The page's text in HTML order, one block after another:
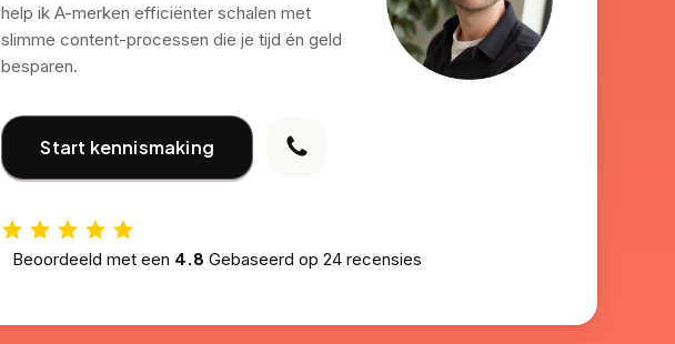
help ik A-merken efficiënter schalen met
slimme content-processen die je tijd én geld
besparen.
Start kennismaking
Beoordeeld met een 4.8 Gebaseerd op24 recensies